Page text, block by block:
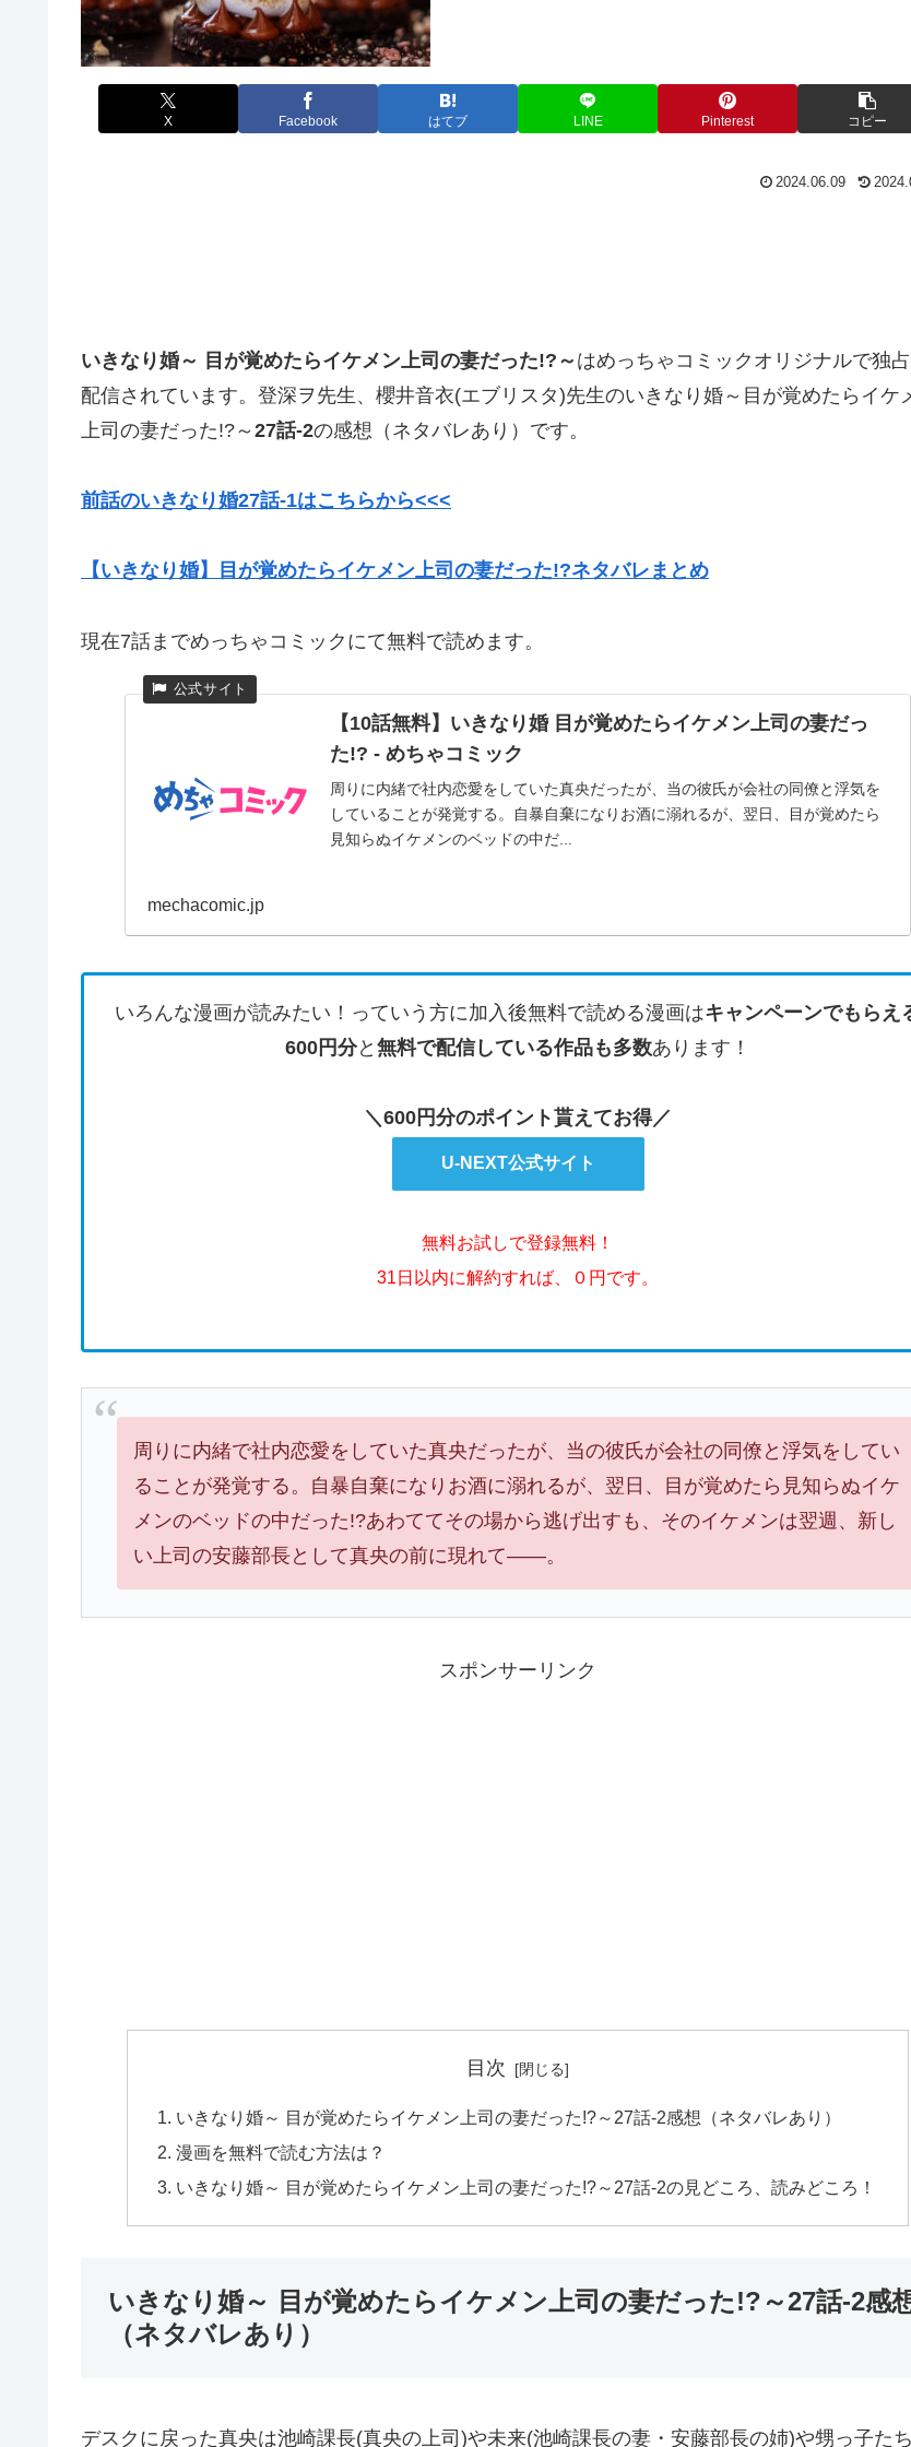
X Facebook はてブ LINE Pinterest コピー
2024.06.09
いきなり婚～ 目が覚めたらイケメン上司の妻だった!?～ はめっちゃコミックオリジナルで独
配信されています。 登深ヲ先生、 櫻井音衣(エブリスタ)先生のいきなり婚～目が覚めたらイケ
上司の妻だった!?～ 27話-2の感想（ネタバレあり）です。
前話のいきなり婚27話-1はこちらから<<<
【いきなり婚】目が覚めたらイケメン上司の妻だった!?ネタバレまとめ
現在7話までめっちゃコミックにて無料で読めます。
【10話無料】いきなり婚 目が覚めたらイケメン上司の妻だっ
た!? - めちゃコミック
周りに内緒で社内恋愛をしていた真央だったが、当の彼氏が会社の同僚と浮気を
していることが発覚する。自暴自棄になりお酒に溺れるが、翌日、目が覚めたら
見知らぬイケメンのベッドの中だ...
mechacomic.jp
いろんな漫画が読みたい！っていう方に加入後無料で読める漫画はキャンペーンでもらえ
600円分と 無料で配信している作品も多数あります！
＼600円分のポイント貰えてお得／
U-NEXT公式サイト
無料お試しで登録無料！
31日以内に解約すれば、０円です。
周りに内緒で社内恋愛をしていた真央だったが、当の彼氏が会社の同僚と浮気をしてい
ることが発覚する。自暴自棄になりお酒に溺れるが、翌日、目が覚めたら見知らぬイケ
メンのベッドの中だった!?あわててその場から逃げ出すも、そのイケメンは翌週、新し
い上司の安藤部長として真央の前に現れて――。
スポンサーリンク
目次
いきなり婚～ 目が覚めたらイケメン上司の妻だった!?～27話-2感想（ネタバレあり）
漫画を無料で読む方法は？
いきなり婚～ 目が覚めたらイケメン上司の妻だった!?～27話-2の見どころ、読みどころ！
いきなり婚～ 目が覚めたらイケメン上司の妻だった!?～27話-2感
（ネタバレあり）
デスクに戻った真央は池崎課長(真央の上司)や未来(池崎課長の妻・安藤部長の姉)や甥っ子た